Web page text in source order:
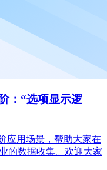
：“选项显示逻
应用场景，帮助大家在
的数据收集。欢迎大家